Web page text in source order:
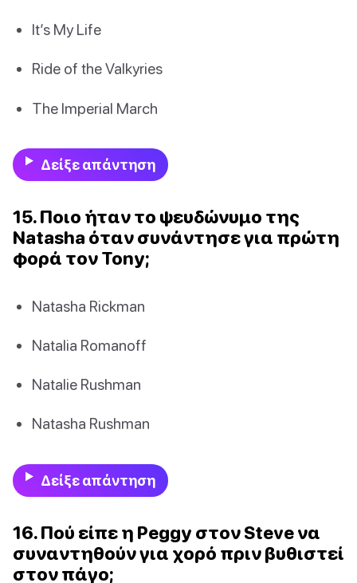
It’s My Life
Ride of the Valkyries
The Imperial March
Δείξε απάντηση
15. Ποιο ήταν το ψευδώνυμο της
Natasha όταν συνάντησε για πρώτη
φορά τον Tony;
Natasha Rickman
Natalia Romanoff
Natalie Rushman
Natasha Rushman
Δείξε απάντηση
16. Πού είπε η Peggy στον Steve να
συναντηθούν για χορό πριν βυθιστεί
στον πάγο;